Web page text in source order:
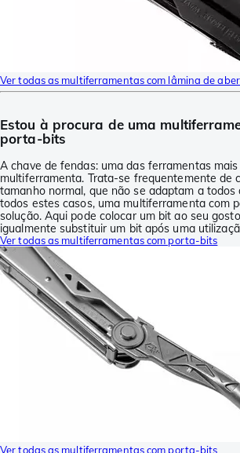
Ver todas as multiferramentas com lâmina de
Estou à procura de uma
porta-bits
A chave de fendas: uma das ferramentas
multiferramenta. Trata-se frequentemente de
tamanho normal, que não se adaptam a todos
todos estes casos, uma multiferramenta com
solução. Aqui pode colocar um bit ao seu
igualmente substituir um bit após uma
Ver todas as multiferramentas com porta-bits
Ver todas as multiferramentas com porta-bits